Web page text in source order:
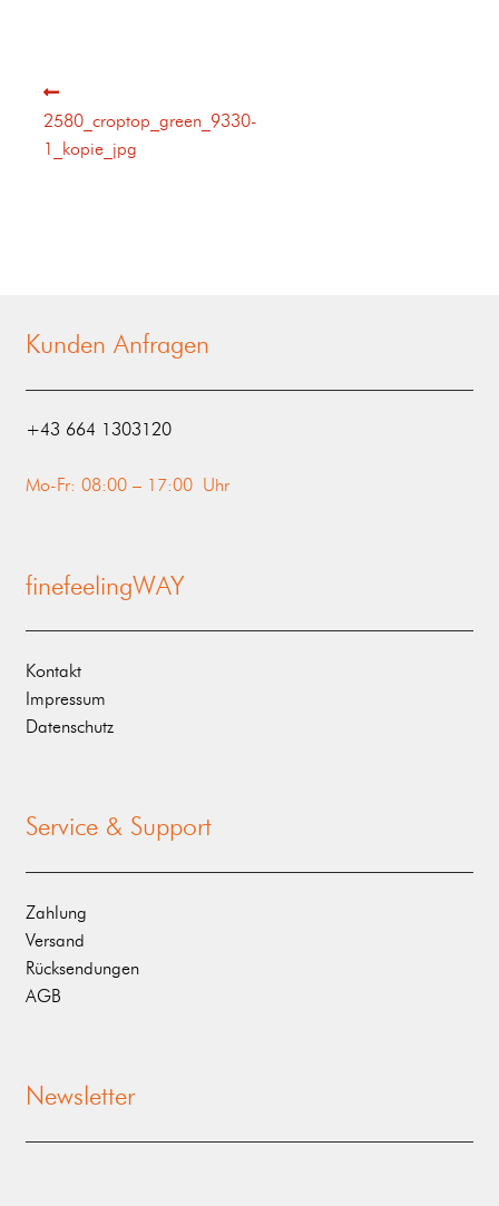
2580_croptop_green_9330-
1_kopie_jpg
Kunden Anfragen
‭+43 664 1303120‬
Mo-Fr: 08:00 – 17:00 Uhr
finefeelingWAY
Kontakt
Impressum
Datenschutz
Service & Support
Zahlung
Versand
Rücksendungen
AGB
Newsletter